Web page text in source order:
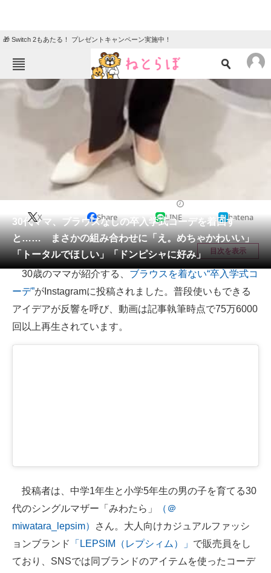
🎁 Switch 2もあたる！ プレゼントキャンペーン実施中！
ねとらぼメニュー
ニュース
クイズ
リサーチ
会員記事
メディア
注目記事を集めた総合ページ
ITの今と未来を見通す
スマホと通信の最新トレンド
マーケ×ITの今がよく分かる
ITエンジニア向け専門サイト
企業向けIT製品の総合サイト
30代ママ、ブラウスなしの卒入学式コーデを着回す
と…… まさかの組み合わせに「え。めちゃかわいい」
「トータルでほしい」「ドンピシャに好み」
X Share LINE hatena
目次を表示
30歳のママが紹介する、 ブラウスを着ない“卒入学式コ
ーデ”がInstagramに投稿されました。普段使いもできる
アイデアが反響を呼び、動画は記事執筆時点で75万6000
回以上再生されています。
投稿者は、中学1年生と小学5年生の男の子を育てる30
代のシングルマザー「みわたら」
（＠
miwatara_lepsim）
さん。大人向けカジュアルファッシ
ョンブランド
「LEPSIM（レプシィム）」 で販売員をし
ており、SNSでは同ブランドのアイテムを使ったコーデ